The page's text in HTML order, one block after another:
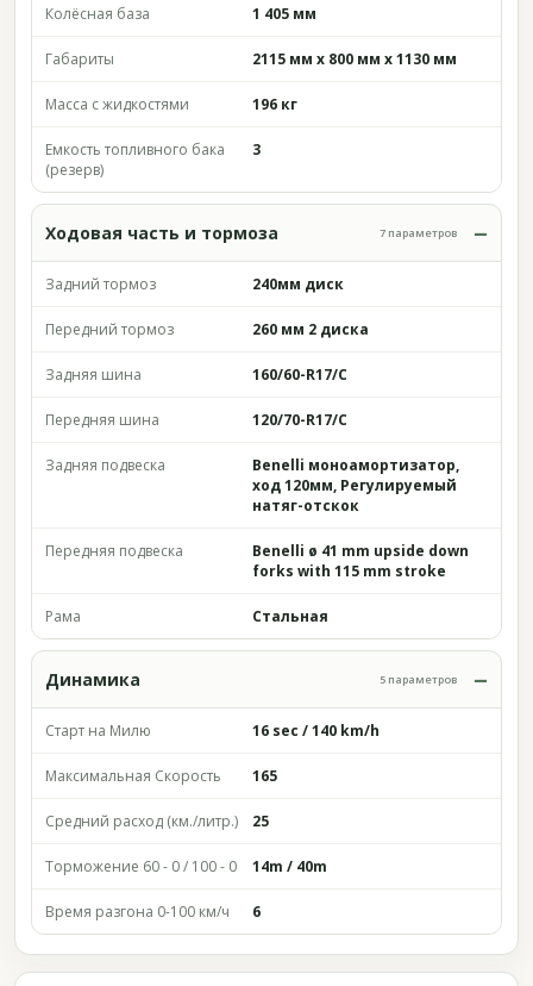
Колёсная база 1 405 мм
Габариты 2115 мм х 800 мм х 1130 мм
Масса с жидкостями 196 кг
Емкость топливного бака
(резерв)
3
Ходовая часть и тормоза 7 параметров
Задний тормоз 240мм диск
Передний тормоз 260 мм 2 диска
Задняя шина 160/60-R17/C
Передняя шина 120/70-R17/C
Задняя подвеска
Benelli моноамортизатор,
ход 120мм, Регулируемый
натяг-отскок
Передняя подвеска
Benelli ø 41 mm upside down
forks with 115 mm stroke
Рама Стальная
Динамика 5 параметров
Старт на Милю 16 sec / 140 km/h
Максимальная Скорость 165
Средний расход (км./литр.) 25
Торможение 60 - 0 / 100 - 0 14m / 40m
Время разгона 0-100 км/ч 6